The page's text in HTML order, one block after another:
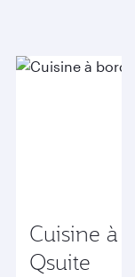
Cuisine à
Qsuite